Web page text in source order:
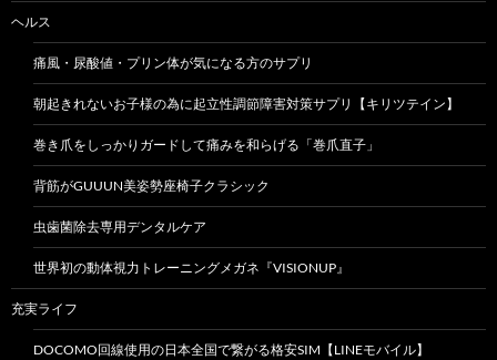
ヘルス
痛風・尿酸値・プリン体が気になる方のサプリ
朝起きれないお子様の為に起立性調節障害対策サプリ【キリツテイン】
巻き爪をしっかりガードして痛みを和らげる「巻爪直子」
背筋がGUUUN美姿勢座椅子クラシック
虫歯菌除去専用デンタルケア
世界初の動体視力トレーニングメガネ『VISIONUP』
充実ライフ
DOCOMO回線使用の日本全国で繋がる格安SIM【LINEモバイル】